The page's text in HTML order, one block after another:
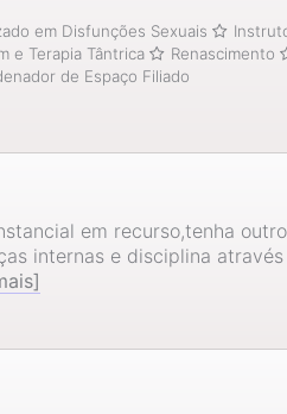
em Disfunções Sexuais
e Terapia Tântrica
Renascimento
de Espaço Filiado
em recurso,tenha outro
internas e disciplina